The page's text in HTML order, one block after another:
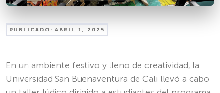
PUBLICADO: ABRIL 1, 2025
En un ambiente festivo y lleno de creatividad, la
Universidad San Buenaventura de Cali llevó a cabo